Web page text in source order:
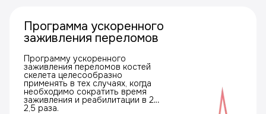
Программа ускоренного
заживления переломов
Программу ускоренного
заживления переломов костей
скелета целесообразно
применять в тех случаях, когда
необходимо сократить время
заживления и реабилитации в 2–
2,5 раза.